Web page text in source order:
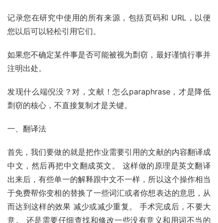
记录您在研究中使用的所有来源，包括页码和 URL，以便
您以后可以轻松引用它们。
如果您不确定某件事是否可能被视为剽窃，最好谨慎行事并
注明出处。
发现什么端倪没？对，文献！怎么paraphrase，才是降低
剽窃的核心，不直接复制才是关键。
一、翻译法
首先，我们要做的就是把作业需要引用的文献的内容翻译成
中文，然后再把中文翻成英文。 这样做的原理是英文翻译
出来后，有些单一的解释跟中文不一样，所以这个操作相当
于免费帮你变相的替换了一些词汇或者你想表达的意思，从
而达到这样的效果 减少或减少重复。 手术完成后，不要大
意。 还是需要仔细查找和修改一些没有意义和用词不当的